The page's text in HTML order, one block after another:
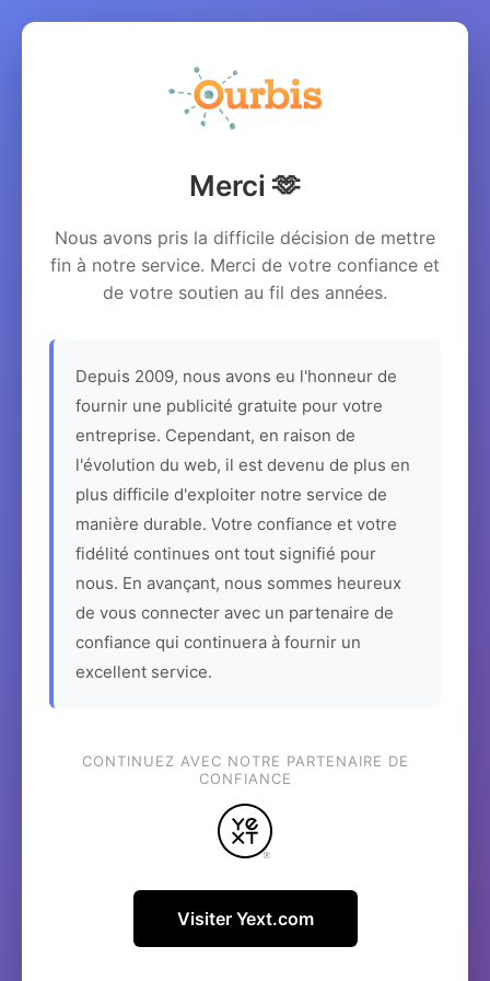
Merci 🫶
Nous avons pris la difficile décision de mettre
fin à notre service. Merci de votre confiance et
de votre soutien au fil des années.
Depuis 2009, nous avons eu l'honneur de
fournir une publicité gratuite pour votre
entreprise. Cependant, en raison de
l'évolution du web, il est devenu de plus en
plus difficile d'exploiter notre service de
manière durable. Votre confiance et votre
fidélité continues ont tout signifié pour
nous. En avançant, nous sommes heureux
de vous connecter avec un partenaire de
confiance qui continuera à fournir un
excellent service.
CONTINUEZ AVEC NOTRE PARTENAIRE DE
CONFIANCE
Visiter Yext.com